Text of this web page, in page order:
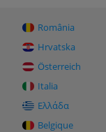
România
Hrvatska
Österreich
Italia
Ελλάδα
Belgique